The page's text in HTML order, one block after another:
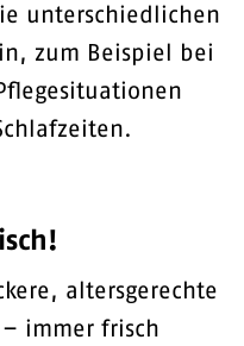
unterschiedlichen
zum Beispiel bei
altersgerechte
immer frisch